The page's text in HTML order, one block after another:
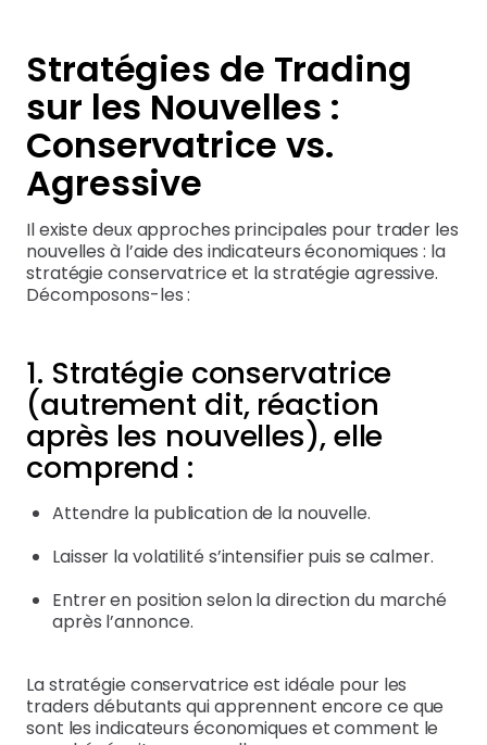
Stratégies de Trading
sur les Nouvelles :
Conservatrice vs.
Agressive
Il existe deux approches principales pour trader les
nouvelles à l’aide des indicateurs économiques : la
stratégie conservatrice et la stratégie agressive.
Décomposons-les :
1. Stratégie conservatrice
(autrement dit, réaction
après les nouvelles), elle
comprend :
Attendre la publication de la nouvelle.
Laisser la volatilité s’intensifier puis se calmer.
Entrer en position selon la direction du marché
après l’annonce.
La stratégie conservatrice est idéale pour les
traders débutants qui apprennent encore ce que
sont les indicateurs économiques et comment le